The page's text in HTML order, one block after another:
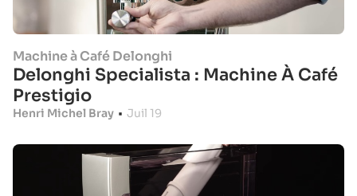
Machine à Café Delonghi
Delonghi Specialista : Machine À Café
Prestigio
Henri Michel Bray • Juil 19